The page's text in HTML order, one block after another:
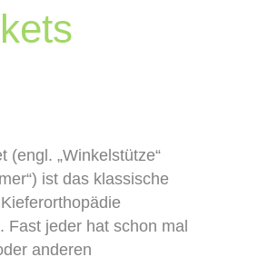
(engl. „Winkelstütze“
ist das klassische
Fast jeder hat schon mal
anderen